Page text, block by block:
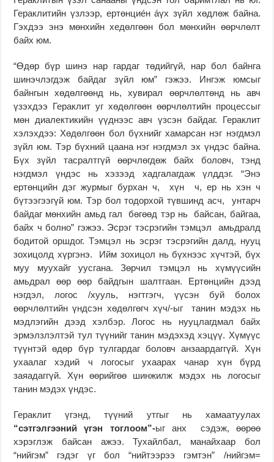
Гераклитийн үзлээр, ертөнциéн áүх зүйл хөдлөж байна.
Гэхдээ энэ мөнхийн хедөлгөөн бол мөнхийн өөрчлөлт
байх юм.
“Өдөр бүр шинэ нар гардаг төдийгүй, нар бол байнга
шинэчлэгдэж байдаг зүйл юм” гэжээ. Ингэж юмсыг
байнгын хөдөлгөөнд нь, хувирал өөрчлөлтөнд нь авч
үзэхдээ Гераклит уг хөдөлгөөн өөрчлөлтийн процессыг
мөн диалектикийн үүднээс авч үзсэн байдаг. Гераклит
хэлэхдээ: Хөдөлгөөн бол бүхнийг хамарсан нэг нэгдмэл
зүйл юм. Тэр бүхний цаана нэг нэгдмэл эх үндэс байна.
Бүх зүйл тасралтгүй өөрчлөгдөж байх боловч, тэнд
нэгдмэл үндэс нь хэзээд хадгалагдаж үлддэг. “Энэ
ертөнцийн дэг журмыг бурхан ч, хүн ч, ер нь хэн ч
бүтээгээгүй юм. Тэр бол тодорхой түвшинд асч, унтарч
байдаг мөнхийн амьд гал бөгөөд тэр нь байсан, байгаа,
байх ч болно” гэжээ. Эсрэг тэсрэгийн тэмцэл амьдралд
бодитой оршдог. Тэмцэл нь эсрэг тэсрэгийн далд, нууц
зохицолд хүргэнэ. Ийм зохицол нь бүхнээс хүчтэй, бүх
муу муухайг уусгана. Зөрчил тэмцэл нь хүмүүсийн
амьдрал өөр өөр байдгын шалтгаан. Ертөнцийн дээд
нэгдэл, логос /хууль, нэгтгэгч, үүсэн буй болох
өөрчлөлтийн үндсэн хөдөлгөгч хүч/-ыг танин мэдэх нь
мэдлэгийн дээд хэлбэр. Логос нь нууцлагдмал байх
эрмэлзлэлтэй тул түүнийг танин мэдэхэд хэцүү. Хүмүүс
түүнтэй өдөр бүр тулгардаг боловч анзаардаггүй. Хүн
ухаалаг хэдий ч логосыг ухаарах чанар хүн бүрд
заяадаггүй. Хүн өөрийгөө шинжилж мэдэх нь логосыг
танин мэдэх үндэс.
Гераклит үгэнд, түүний утгыг нь хамаатуулах
“сэтгэлгээний үгэн тоглоом”-ыг анх сэдэж, өөрөө
хэрэглэж байсан ажээ. Тухайлбал, манайхаар бол
“нийгэм” гэдэг үг бол “нийтээрээ гэмтэн” /нийгэм=